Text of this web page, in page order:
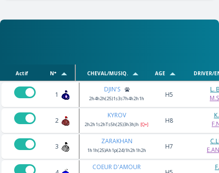
Actif N° CHEVAL/MUSIQ. AGE DRIVER/
1
DJIN'S
2h4h2h(25)1s3s7h4h2h1h H5
L.
2
KYROV
2h2h1s2hTs5h(25)3h3hJh [Q+] H8
3
ZARAKHAN
1h1h(25)Ah1p(24)1h2h1h2h H7
COEUR D'AMOUR